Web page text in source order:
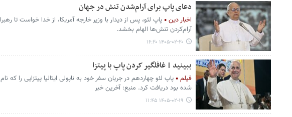
دعای پاپ برای آرام‌شدن تنش در جهان
اخبار دین
پاپ لئو، پس از دیدار با وزیر خارجه آمریکا، از خدا خواست تا
آرام‌کردن تنش‌ها الهام بخشد.
۱۴۰۵-۰۲-۲۰ ۱۶:۲۰
ببینید | غافلگیر کردن پاپ با پیتزا
فیلم
پاپ لئو چهاردهم در جریان سفر خود به ناپولی ایتالیا پیتزایی را که
شده بود دریافت کرد. منبع: آخرین خبر
۱۴۰۵-۰۲-۱۹ ۱۱:۴۵